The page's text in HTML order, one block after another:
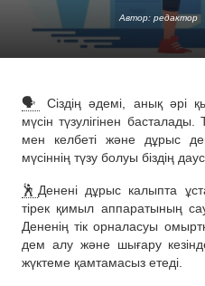
Автор: редактор
🗣
Сіздің әдемі, анық әрі
мүсін түзулігінен
мен келбеті және дұрыс
мүсіннің түзу болуы біздің
🕺Денені дұрыс калыпта
тірек қимыл аппаратының
Дененің тік орналасуы
дем алу және шығару
жүктеме қамтамасыз етеді.